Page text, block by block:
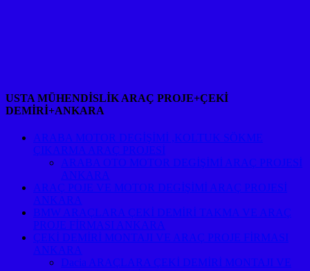
USTA MÜHENDİSLİK ARAÇ PROJE+ÇEKİ
DEMİRİ+ANKARA
ARABA MOTOR DEGİŞİMİ ,KOLTUK SÖKME
ÇIKARMA ARAÇ PROJESİ
ARABA OTO MOTOR DEGİŞİMİ ARAÇ PROJESİ
ANKARA
ARAÇ POJE VE MOTOR DEGİŞİMİ ARAÇ PROJESİ
ANKARA
BMW ARAÇLARA ÇEKİ DEMİRİ TAKMA VE ARAÇ
PROJE FİRMASI ANKARA
ÇEKİ DEMİRİ MONTAJI VE ARAÇ PROJE FİRMASI
ANKARA
Dacia ARAÇLARA ÇEKİ DEMİRİ MONTAJI VE